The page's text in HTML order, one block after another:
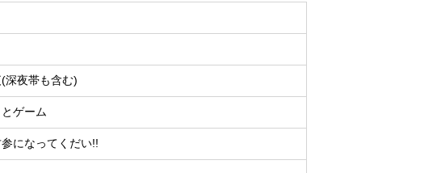
深夜帯も含む)
ゲーム
になってくだい!!